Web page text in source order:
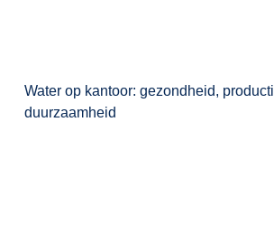
Water op kantoor: gezondheid,
duurzaamheid